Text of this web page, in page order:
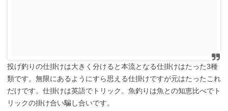
投げ釣りの仕掛けは大きく分けると本流となる仕掛けはたった3種
類です。無限にあるようにすら思える仕掛けですが元はたったこれ
だけです。仕掛けは英語でトリック。魚釣りは魚との知恵比べでト
リックの掛け合い騙し合いです。